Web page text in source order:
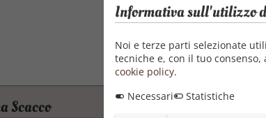
Scacco
Informativa sull'utilizzo
Noi e terze parti selezionate
tecniche e, con il tuo
cookie policy.
Necessari
Statistiche